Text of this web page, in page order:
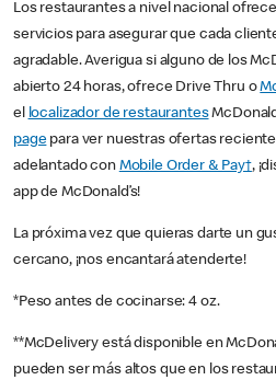
Los restaurantes a nivel nacional
servicios para asegurar que cada
agradable. Averigua si alguno de los
abierto 24 horas, ofrece Drive Thru o
el localizador de restaurantes
pagepara ver nuestras ofertas
adelantado con Mobile Order & Pay†,
app de McDonald’s!
La próxima vez que quieras darte un
cercano, ¡nos encantará atenderte!
*Peso antes de cocinarse: 4 oz.
**McDelivery está disponible en
pueden ser más altos que en los